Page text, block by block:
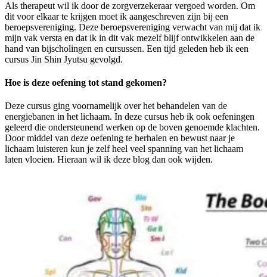
Als therapeut wil ik door de zorgverzekeraar vergoed worden. Om
dit voor elkaar te krijgen moet ik aangeschreven zijn bij een
beroepsvereniging. Deze beroepsvereniging verwacht van mij dat ik
mijn vak versta en dat ik in dit vak mezelf blijf ontwikkelen aan de
hand van bijscholingen en cursussen. Een tijd geleden heb ik een
cursus Jin Shin Jyutsu gevolgd.
Hoe is deze oefening tot stand gekomen?
Deze cursus ging voornamelijk over het behandelen van de
energiebanen in het lichaam. In deze cursus heb ik ook oefeningen
geleerd die ondersteunend werken op de boven genoemde klachten.
Door middel van deze oefening te herhalen en bewust naar je
lichaam luisteren kun je zelf heel veel spanning van het lichaam
laten vloeien. Hieraan wil ik deze blog dan ook wijden.